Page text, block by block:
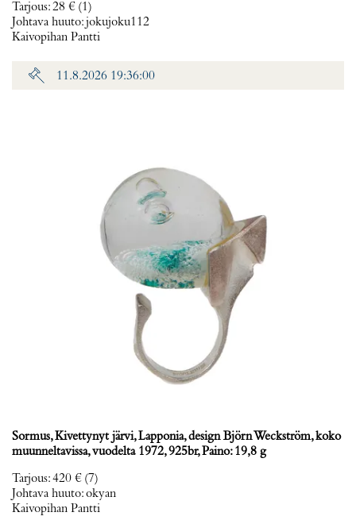
Tarjous:28 € (1)
Johtava huuto:jokujoku112
Kaivopihan Pantti
11.8.2026 19:36:00
Sormus, Kivettynyt järvi, Lapponia, design Björn Weckström, koko
muunneltavissa, vuodelta 1972, 925br, Paino: 19,8 g
Tarjous:420 € (7)
Johtava huuto:okyan
Kaivopihan Pantti